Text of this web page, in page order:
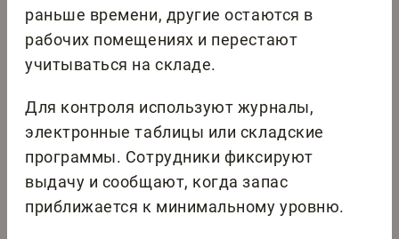
раньше времени, другие остаются в
рабочих помещениях и перестают
учитываться на складе.
Для контроля используют журналы,
электронные таблицы или складские
программы. Сотрудники фиксируют
выдачу и сообщают, когда запас
приближается к минимальному уровню.